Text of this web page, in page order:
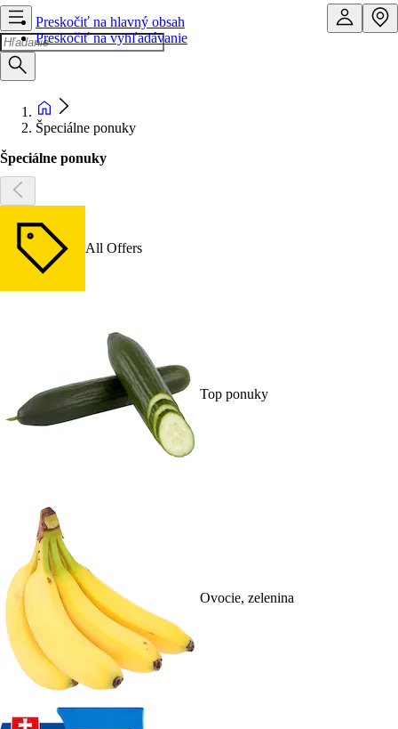
Preskočiť na hlavný obsah
Preskočiť na vyhľadávanie
Špeciálne ponuky
Špeciálne ponuky
All Offers
Top ponuky
Ovocie, zelenina